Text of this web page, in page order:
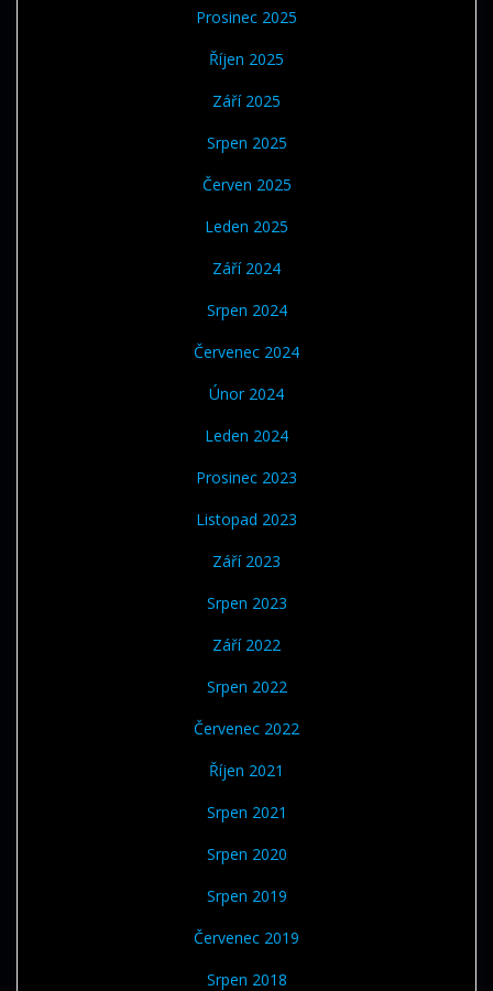
Prosinec 2025
Říjen 2025
Září 2025
Srpen 2025
Červen 2025
Leden 2025
Září 2024
Srpen 2024
Červenec 2024
Únor 2024
Leden 2024
Prosinec 2023
Listopad 2023
Září 2023
Srpen 2023
Září 2022
Srpen 2022
Červenec 2022
Říjen 2021
Srpen 2021
Srpen 2020
Srpen 2019
Červenec 2019
Srpen 2018